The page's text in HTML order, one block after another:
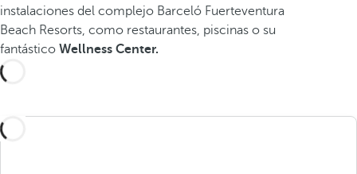
instalaciones del complejo Barceló Fuerteventura
Beach Resorts, como restaurantes, piscinas o su
fantástico Wellness Center.